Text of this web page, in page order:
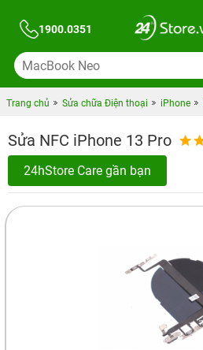
1900.0351
Trang chủ Sửa chữa Điện thoại iPhone
Sửa NFC iPhone 13 Pro
24hStore Care gần bạn